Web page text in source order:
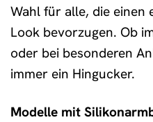
Wahl für alle, die einen
Look bevorzugen. Ob
oder bei besonderen
immer ein Hingucker.
Modelle mit